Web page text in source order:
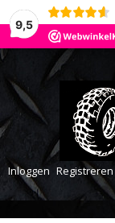
9,5
Inloggen Registreren